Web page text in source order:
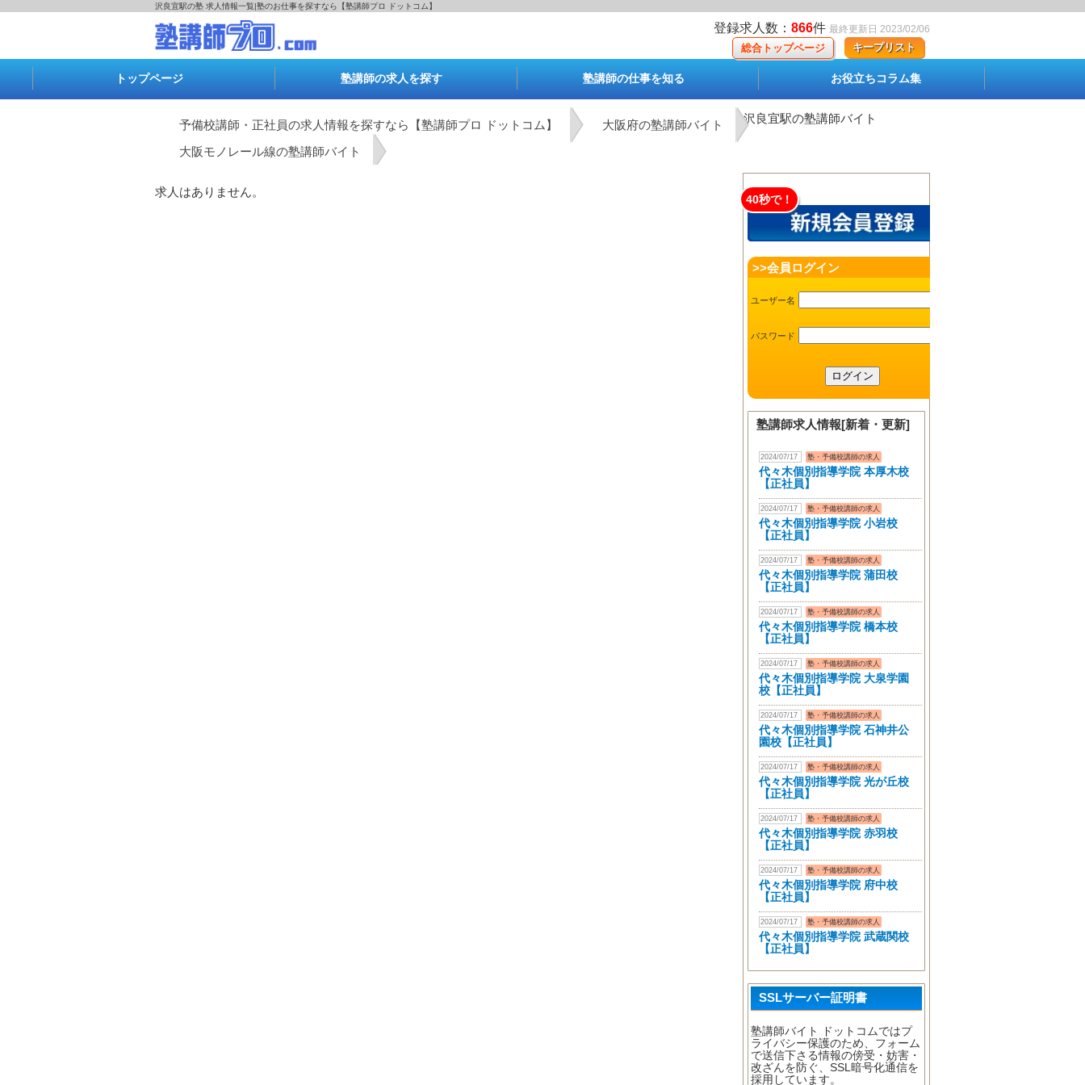
沢良宜駅の塾 求人情報一覧|塾のお仕事を探すなら【塾講師プロ ドットコム】
登録求人数： 866件 最終更新日 2023/02/06
キープリスト
総合トップページ
トップページ 塾講師の求人を探す 塾講師の仕事を知る お役立ちコラム集
予備校講師・正社員の求人情報を探すなら【塾講師プロ ドットコム】
大阪府の塾講師バイト
大阪モノレール線の塾講師バイト
沢良宜駅の塾講師バイト
求人はありません。
40秒で！
>>会員ログイン
ユーザー名
パスワード
塾講師求人情報[新着・更新]
2024/07/17 塾・予備校講師の求人
代々木個別指導学院 本厚木校
【正社員】
2024/07/17 塾・予備校講師の求人
代々木個別指導学院 小岩校
【正社員】
2024/07/17 塾・予備校講師の求人
代々木個別指導学院 蒲田校
【正社員】
2024/07/17 塾・予備校講師の求人
代々木個別指導学院 橋本校
【正社員】
2024/07/17 塾・予備校講師の求人
代々木個別指導学院 大泉学園
校【正社員】
2024/07/17 塾・予備校講師の求人
代々木個別指導学院 石神井公
園校【正社員】
2024/07/17 塾・予備校講師の求人
代々木個別指導学院 光が丘校
【正社員】
2024/07/17 塾・予備校講師の求人
代々木個別指導学院 赤羽校
【正社員】
2024/07/17 塾・予備校講師の求人
代々木個別指導学院 府中校
【正社員】
2024/07/17 塾・予備校講師の求人
代々木個別指導学院 武蔵関校
【正社員】
SSLサーバー証明書
塾講師バイト ドットコムではプ
ライバシー保護のため、フォーム
で送信下さる情報の傍受・妨害・
改ざんを防ぐ、SSL暗号化通信を
採用しています。